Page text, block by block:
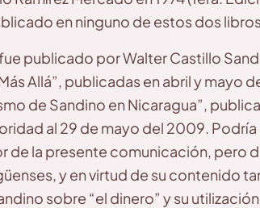
en ninguno de estos dos
publicado por Walter Castillo
Allá”, publicadas en abril y mayo
de Sandino en Nicaragua”,
al 29 de mayo del 2009.
de la presente comunicación,
y en virtud de su contenido
sobre “el dinero” y su